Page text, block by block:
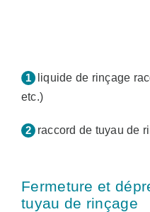
liquide de rinçage
etc.)
raccord de tuyau de
Fermeture et
tuyau de rinçage